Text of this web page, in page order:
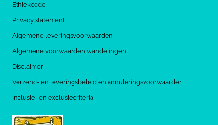
Ethiekcode
Privacy statement
Algemene leveringsvoorwaarden
Algemene voorwaarden wandelingen
Disclaimer
Verzend- en leveringsbeleid en annuleringsvoorwaarden
Inclusie- en exclusiecriteria